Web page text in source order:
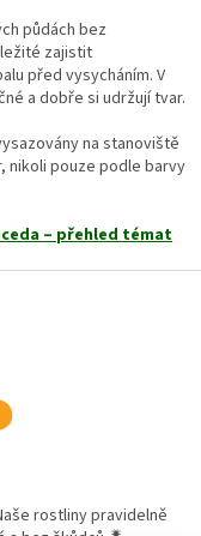
půdách bez
zajistit
před vysycháním. V
a dobře si udržují tvar.
na stanoviště
nikoli pouze podle barvy
– přehled témat
rostliny pravidelně